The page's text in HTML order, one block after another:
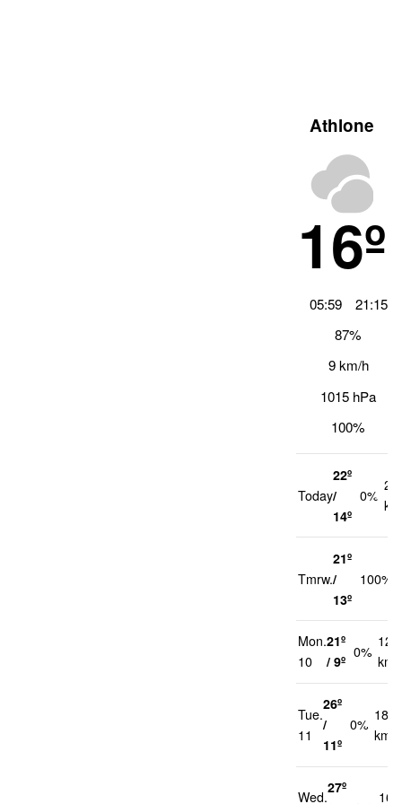
Athlone
16º
05:59
21:15
87%
9 km/h
1015 hPa
100%
Today
22º
/
14º
0%
21
Tmrw.
21º
/
13º
100%
Mon.
10
21º
/ 9º
0%
12
km/
Tue.
11
26º
/
11º
0%
18
km/h
Wed.
27º
16